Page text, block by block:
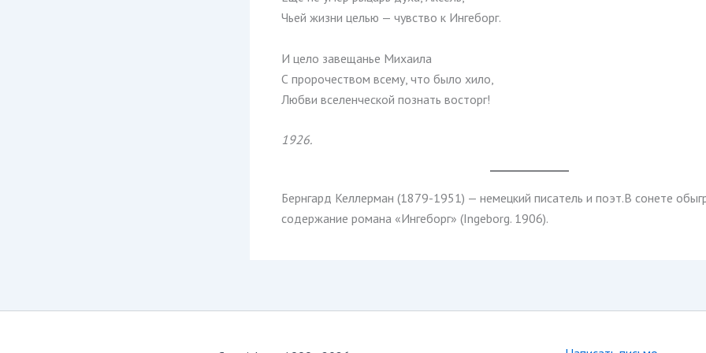
Чьей жизни целью — чувство к Ингеборг.
И цело завещанье Михаила
С пророчеством всему, что было хило,
Любви вселенческой познать восторг!
1926.
Бернгард Келлерман (1879-1951) — немецкий писатель и поэт.В сонете
содержание романа «Ингеборг» (Ingeborg. 1906).